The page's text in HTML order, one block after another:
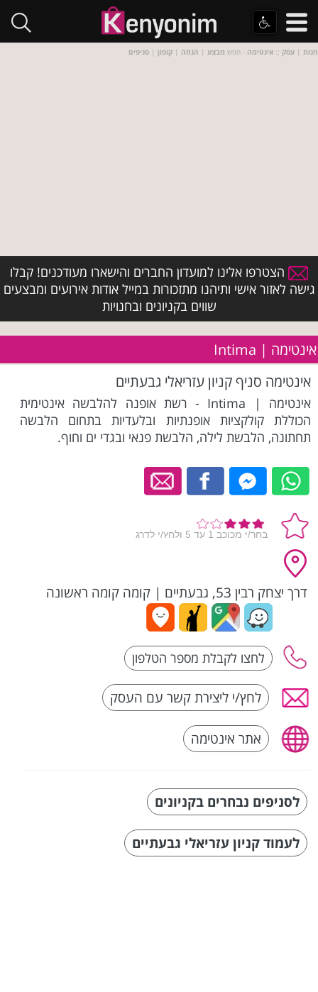
חנות | עסק :: אינטימה - חפש מבצע | הנחה | קופון | סניפים
הצטרפו אלינו למועדון החברים והישארו מעודכנים! קבלו
גישה לאזור אישי ותיהנו מתזכורות במייל אודות אירועים ומבצעים
שווים בקניונים ובחנויות
אינטימה | Intima
אינטימה סניף קניון עזריאלי גבעתיים
אינטימה | Intima - רשת אופנה להלבשה אינטימית
הכוללת קולקציות אופנתיות ובלעדיות בתחום הלבשה
תחתונה, הלבשת לילה, הלבשת פנאי ובגדי ים וחוף.
דרך יצחק רבין 53, גבעתיים | קומה קומה ראשונה
לחץ/י ליצירת קשר עם העסק
אתר אינטימה
לסניפים נבחרים בקניונים
לעמוד קניון עזריאלי גבעתיים